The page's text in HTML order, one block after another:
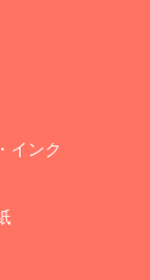
インク